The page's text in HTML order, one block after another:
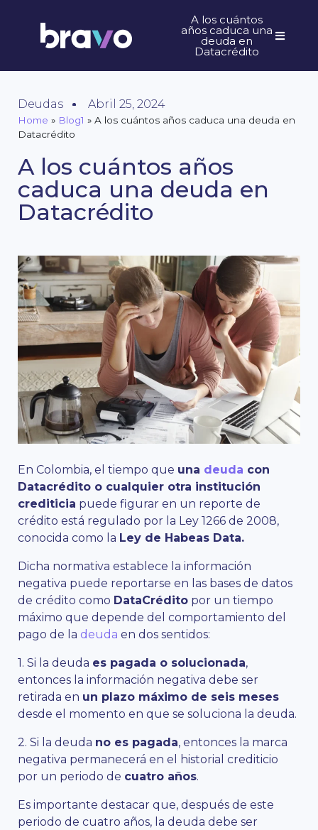
A los cuántos
años caduca una
deuda en
Datacrédito
Deudas Abril 25, 2024
Home » Blog1 » A los cuántos años caduca una deuda en
Datacrédito
A los cuántos años
caduca una deuda en
Datacrédito
En Colombia, el tiempo que una deuda con
Datacrédito o cualquier otra institución
crediticia puede figurar en un reporte de
crédito está regulado por la Ley 1266 de 2008,
conocida como la Ley de Habeas Data.
Dicha normativa establece la información
negativa puede reportarse en las bases de datos
de crédito como DataCrédito por un tiempo
máximo que depende del comportamiento del
pago de la deuda en dos sentidos:
1. Si la deuda es pagada o solucionada,
entonces la información negativa debe ser
retirada en un plazo máximo de seis meses
desde el momento en que se soluciona la deuda.
2. Si la deuda no es pagada, entonces la marca
negativa permanecerá en el historial crediticio
por un periodo de cuatro años.
Es importante destacar que, después de este
periodo de cuatro años, la deuda debe ser